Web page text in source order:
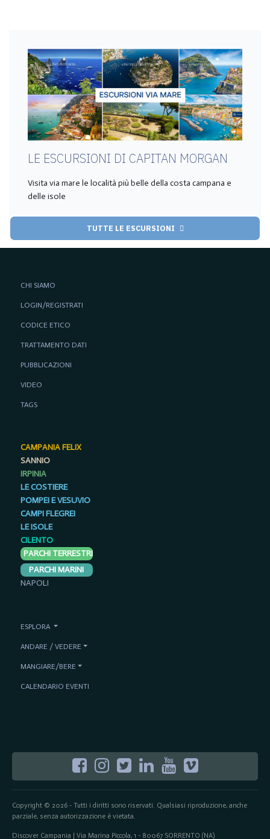
LE ESCURSIONI DI CAPITAN MORGAN
Visita via mare le località più belle della costa campana e
delle isole
TUTTE LE ESCURSIONI
Copyright © 2026 - Tutti i diritti sono riservati. Qualsiasi riproduzione, anche
parziale, senza autorizzazione è vietata.
Discover Campania | Via Marina Piccola, 1 - 80067 SORRENTO (NA)
CHI SIAMO
LOGIN/REGISTRATI
CODICE ETICO
TRATTAMENTO DATI
PUBBLICAZIONI
VIDEO
TAGS
CAMPANIA FELIX
SANNIO
IRPINIA
LE COSTIERE
POMPEI E VESUVIO
CAMPI FLEGREI
LE ISOLE
CILENTO
PARCHI TERRESTRI
PARCHI MARINI
NAPOLI
ESPLORA
ANDARE / VEDERE
MANGIARE/BERE
CALENDARIO EVENTI